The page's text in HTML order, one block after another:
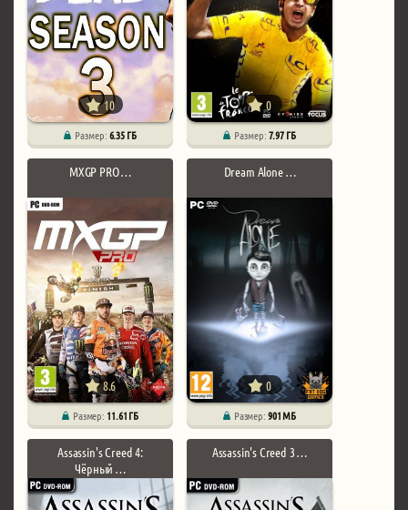
10
Размер:6.35 ГБ
0
Размер:7.97 ГБ
MXGP PRO …
8.6
Размер: 11.61 ГБ
Dream Alone …
0
Размер:901 МБ
Assassin's Creed 4:
Чёрный …
Assassin's Creed 3 …